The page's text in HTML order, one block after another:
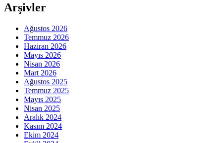
Arşivler
Ağustos 2026
Temmuz 2026
Haziran 2026
Mayıs 2026
Nisan 2026
Mart 2026
Ağustos 2025
Temmuz 2025
Mayıs 2025
Nisan 2025
Aralık 2024
Kasım 2024
Ekim 2024